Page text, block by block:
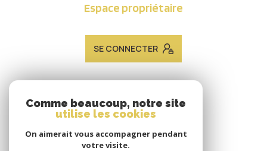
Espace propriétaire
SE CONNECTER
ADHÉRENTS
Nous adhérons
Comme beaucoup, notre site
utilise les cookies
On aimerait vous accompagner pendant
votre visite.